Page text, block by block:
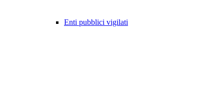
Enti pubblici vigilati